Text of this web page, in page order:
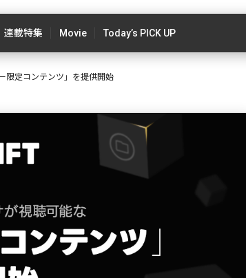
連載特集 Movie Today’s PICK UP
限定コンテンツ」を提供開始